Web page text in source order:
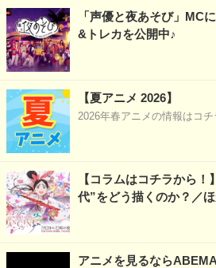
「声優と夜あそび」MC
&トレカを公開中♪
【夏アニメ 2026】
2026年春アニメの情報はコチ
【コラムはコチラから
代”をどう描くのか？／
アニメを見るなら